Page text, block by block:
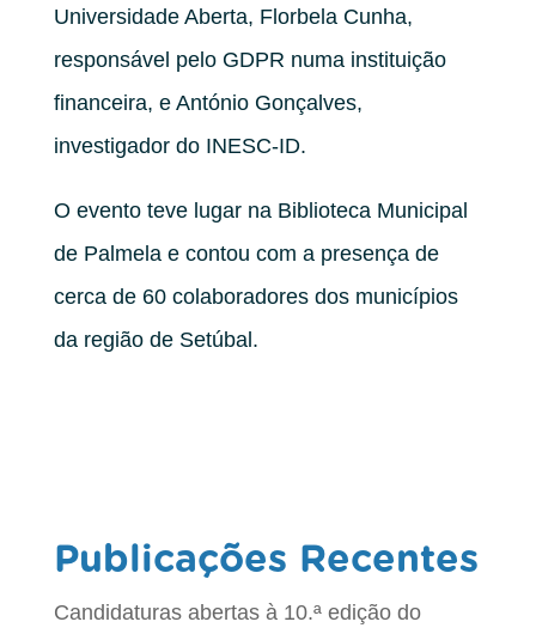
Universidade Aberta, Florbela Cunha,
responsável pelo GDPR numa instituição
financeira, e António Gonçalves,
investigador do INESC-ID.
O evento teve lugar na Biblioteca Municipal
de Palmela e contou com a presença de
cerca de 60 colaboradores dos municípios
da região de Setúbal.
Publicações Recentes
Candidaturas abertas à 10.ª edição do